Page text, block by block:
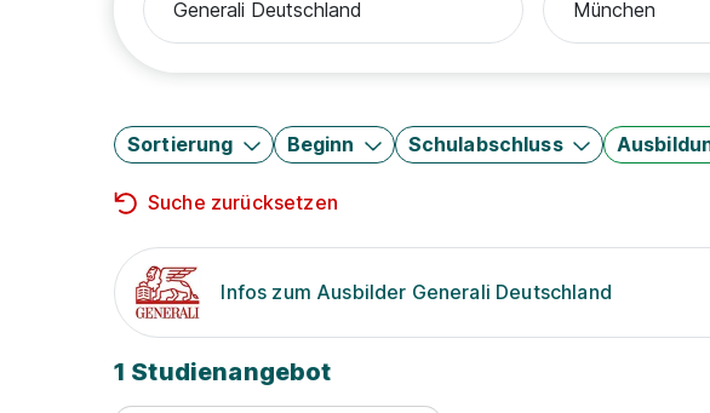
Sortierung Beginn Schulabschluss
Suche zurücksetzen
Infos zum Ausbilder Generali Deutschland
1 Studienangebot